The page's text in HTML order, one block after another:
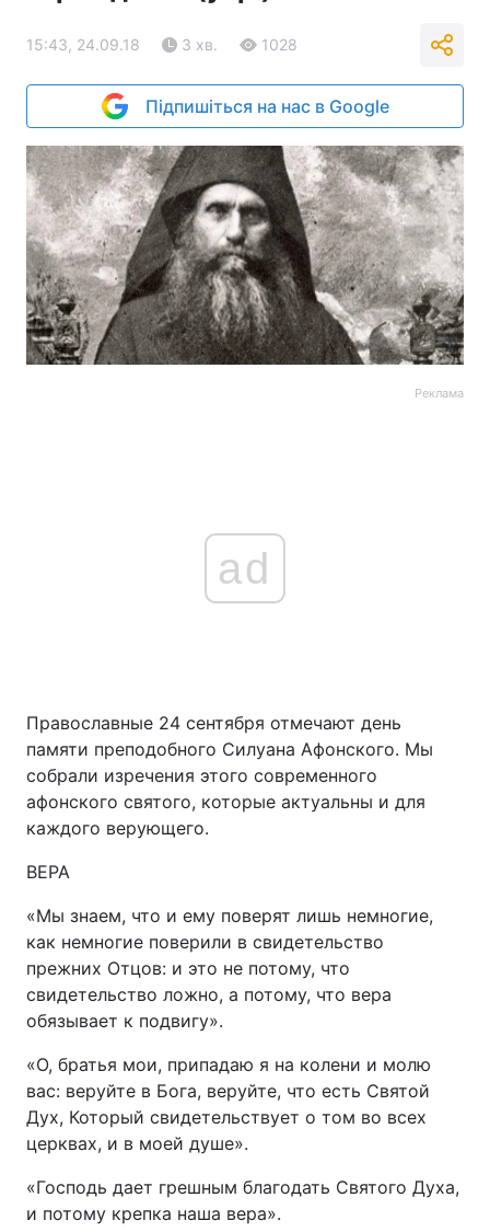
15:43, 24.09.18 3 хв. 1028
Підпишіться на нас в Google
Реклама
ad
Православные 24 сентября отмечают день
памяти преподобного Силуана Афонского. Мы
собрали изречения этого современного
афонского святого, которые актуальны и для
каждого верующего.
ВЕРА
«Мы знаем, что и ему поверят лишь немногие,
как немногие поверили в свидетельство
прежних Отцов: и это не потому, что
свидетельство ложно, а потому, что вера
обязывает к подвигу».
«О, братья мои, припадаю я на колени и молю
вас: веруйте в Бога, веруйте, что есть Святой
Дух, Который свидетельствует о том во всех
церквах, и в моей душе».
«Господь дает грешным благодать Святого Духа,
и потому крепка наша вера».